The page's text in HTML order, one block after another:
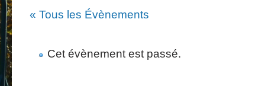
« Tous les Évènements
Cet évènement est passé.